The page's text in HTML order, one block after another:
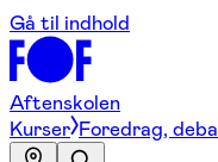
Gå til indhold
Aftenskolen
Kurser Foredrag,